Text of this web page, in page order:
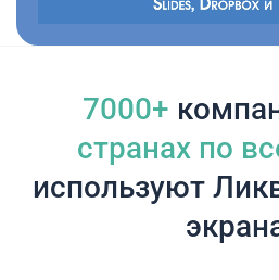
7000+
cтранах по
используют